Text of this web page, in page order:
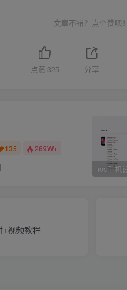
文章不错？点个赞呗！
点赞 325 分享
135 269W+
视频教程